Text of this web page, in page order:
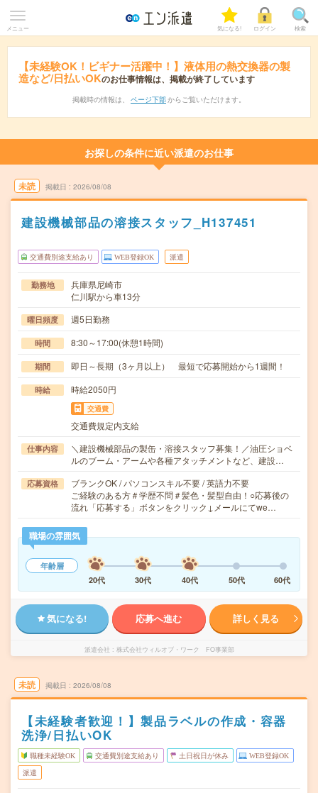
メニュー 気になる! ログイン 検索
【未経験OK！ビギナー活躍中！】液体用の熱交換器の製
造など/日払いOKのお仕事情報は、掲載が終了しています
掲載時の情報は、 ページ下部 からご覧いただけます。
お探しの条件に近い派遣のお仕事
未読 掲載日 2026/08/08
建設機械部品の溶接スタッフ_H137451
交通費別途支給あり WEB登録OK 派遣
勤務地
兵庫県尼崎市
仁川駅から車13分
曜日頻度 週5日勤務
時間 8:30～17:00(休憩1時間)
期間 即日～長期（3ヶ月以上） 最短で応募開始から1週間！
時給 時給2050円
交通費
交通費規定内支給
仕事内容
＼建設機械部品の製缶・溶接スタッフ募集！／油圧ショベ
ルのブーム・アームや各種アタッチメントなど、建設…
応募資格
ブランクOK / パソコンスキル不要 / 英語力不要
ご経験のある方＃学歴不問＃髪色・髪型自由！○応募後の
流れ「応募する」ボタンをクリック↓メールにてwe…
職場の雰囲気
年齢層
20代
30代 40代 50代 60代
気になる! 応募へ進む 詳しく見る
派遣会社 株式会社ウィルオブ・ワーク FO事業部
未読 掲載日 2026/08/08
【未経験者歓迎！】製品ラベルの作成・容器
洗浄/日払いOK
職種未経験OK 交通費別途支給あり 土日祝日が休み WEB登録OK
派遣